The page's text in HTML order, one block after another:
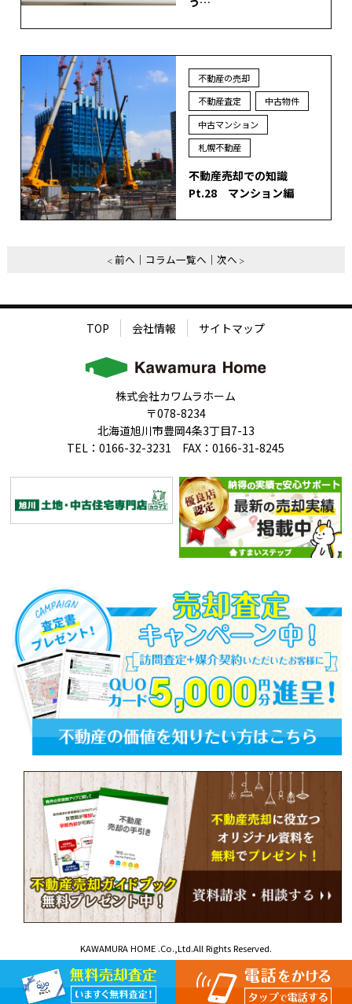
不動産の売却
不動産査定
中古物件
中古マンション
札幌不動産
不動産売却での知識
Pt.28 マンション編
前へ コラム一覧へ 次へ
TOP 会社情報 サイトマップ
株式会社カワムラホーム
〒078-8234
北海道旭川市豊岡4条3丁目7-13
TEL：0166-32-3231 FAX：0166-31-8245
KAWAMURA HOME .Co.,Ltd.All Rights Reserved.